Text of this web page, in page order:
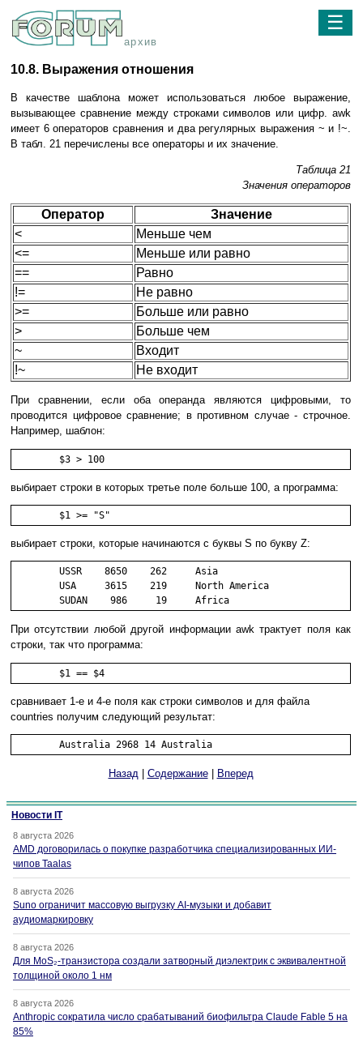
архив
☰
10.8. Выражения отношения
В качестве шаблона может использоваться любое выражение,
вызывающее сравнение между строками символов или цифр. awk
имеет 6 операторов сравнения и два регулярных выражения ~ и !~.
В табл. 21 перечислены все операторы и их значение.
Таблица 21
Значения операторов
Оператор
Значение
<
Меньше чем
<=
Меньше или равно
==
Равно
!=
Не равно
>=
Больше или равно
>
Больше чем
~
Входит
!~
Не входит
При сравнении, если оба операнда являются цифровыми, то
проводится цифровое сравнение; в противном случае - строчное.
Например, шаблон:
	$3 > 100
выбирает строки в которых третье поле больше 100, а программа:
	$1 >= "S"
выбирает строки, которые начинаются с буквы S по букву Z:
        USSR    8650    262     Asia
        USA     3615    219     North America
        SUDAN    986     19     Africa
При отсутствии любой другой информации awk трактует поля как
строки, так что программа:
	$1 == $4
сравнивает 1-е и 4-е поля как строки символов и для файла
countries получим следующий результат:
	Australia 2968 14 Australia
Назад| Содержание| Вперед
Новости IT
8 августа 2026
AMD договорилась о покупке разработчика специализированных ИИ-
чипов Taalas
8 августа 2026
Suno ограничит массовую выгрузку AI-музыки и добавит
аудиомаркировку
8 августа 2026
Для MoS₂-транзистора создали затворный диэлектрик с эквивалентной
толщиной около 1 нм
8 августа 2026
Anthropic сократила число срабатываний биофильтра Claude Fable 5 на
85%